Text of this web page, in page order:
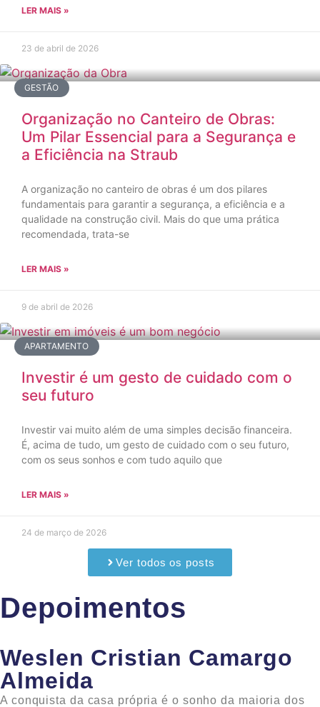
LER MAIS »
23 de abril de 2026
GESTÃO
Organização no Canteiro de Obras:
Um Pilar Essencial para a Segurança e
a Eficiência na Straub
A organização no canteiro de obras é um dos pilares
fundamentais para garantir a segurança, a eficiência e a
qualidade na construção civil. Mais do que uma prática
recomendada, trata-se
LER MAIS »
9 de abril de 2026
APARTAMENTO
Investir é um gesto de cuidado com o
seu futuro
Investir vai muito além de uma simples decisão financeira.
É, acima de tudo, um gesto de cuidado com o seu futuro,
com os seus sonhos e com tudo aquilo que
LER MAIS »
24 de março de 2026
Ver todos os posts
Depoimentos
Weslen Cristian Camargo
Almeida
A conquista da casa própria é o sonho da maioria dos